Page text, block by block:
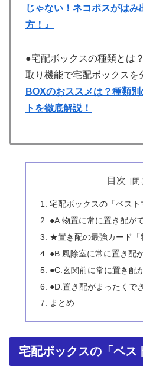
じゃない！ネコポスがは
方！』
●宅配ボックスの種類とは
取り機能で宅配ボックスを
BOXのおススメは？種類
トを徹底解説！
目次
宅配ボックスの「ベスト
●A.物置に常に置き配が
★置き配の最強カード「
●B.風除室に常に置き配
●C.玄関前に常に置き配
●D.置き配がまったくで
まとめ
宅配ボックスの「ベス